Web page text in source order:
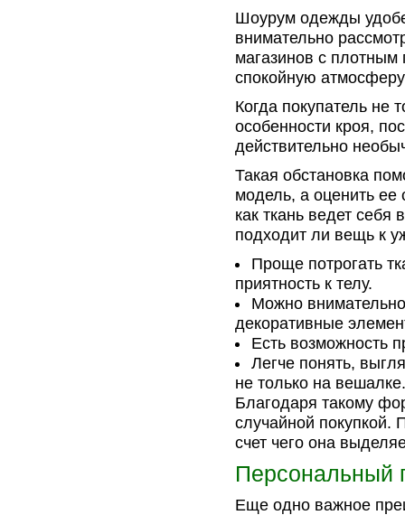
Шоурум одежды
внимательно
магазинов с плотным
спокойную
Когда покупатель не
особенности кроя,
действительно
Такая обстановка
модель, а оценить ее
как ткань ведет
подходит ли вещь к
Проще потрогать
приятность к телу.
Можно
декоративные
Есть возможность
Легче понять,
не только на вешалке.
Благодаря такому
случайной покупкой.
счет чего она
Персональный
Еще одно важное